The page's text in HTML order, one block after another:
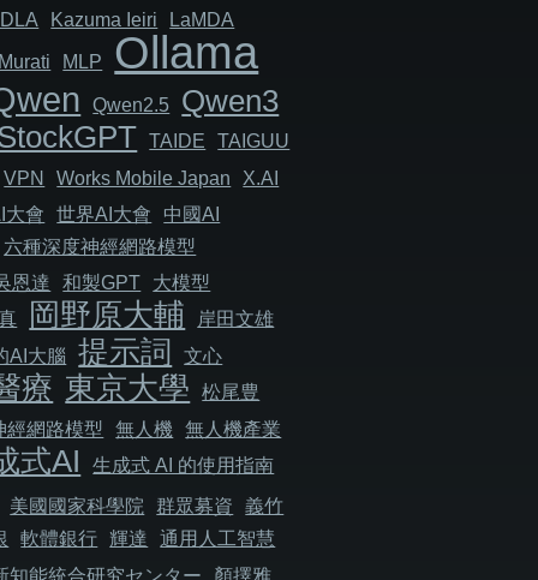
Kazuma Ieiri LaMDA
MLP Ollama
Qwen2.5 Qwen3
TAIDE TAIGUU
VPN Works Mobile Japan
X.AI
大會 世界AI大會
中國AI
六種深度神經網路模型
恩達 和製GPT
大模型
岡野原大輔
岸田文雄
AI大腦 提示詞
文心
療 東京大學
松尾豊
經網路模型 無人機
無人機產業
式AI 生成式 AI 的使用指南
美國國家科學院 群眾募資
義竹
軟體銀行 輝達 通用人工智慧